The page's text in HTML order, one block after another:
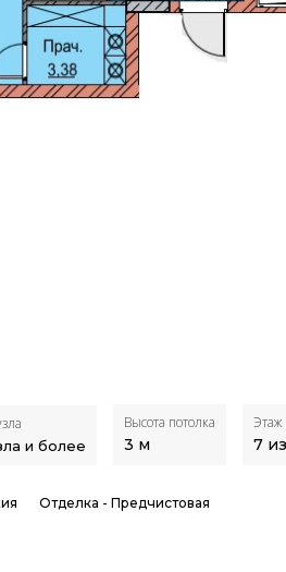
и более
Высота потолка
3 м
Этаж
7
Отделка - Предчистовая